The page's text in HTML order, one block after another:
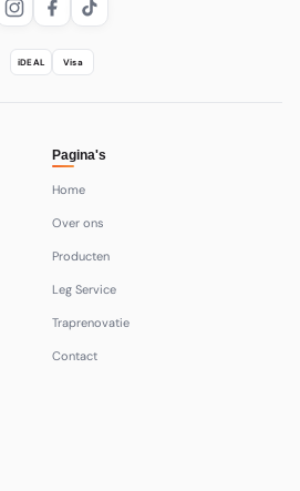
iDEAL Visa
Pagina's
Home
Over ons
Producten
Leg Service
Traprenovatie
Contact